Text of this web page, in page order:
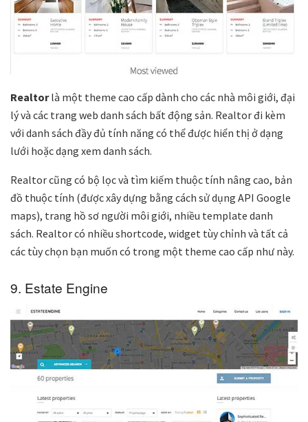
Realtorlà một theme cao cấp dành cho các nhà môi giới, đại
lý và các trang web danh sách bất động sản. Realtor đi kèm
với danh sách đầy đủ tính năng có thể được hiển thị ở dạng
lưới hoặc dạng xem danh sách.
Realtor cũng có bộ lọc và tìm kiếm thuộc tính nâng cao, bản
đồ thuộc tính (được xây dựng bằng cách sử dụng API Google
maps), trang hồ sơ người môi giới, nhiều template danh
sách. Realtor có nhiều shortcode, widget tùy chỉnh và tất cả
các tùy chọn bạn muốn có trong một theme cao cấp như này.
9. Estate Engine